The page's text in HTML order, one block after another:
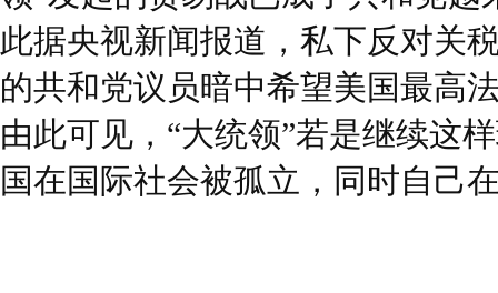
此据央视新闻报道，私下反对关
的共和党议员暗中希望美国最高
由此可见，“大统领”若是继续这
国在国际社会被孤立，同时自己